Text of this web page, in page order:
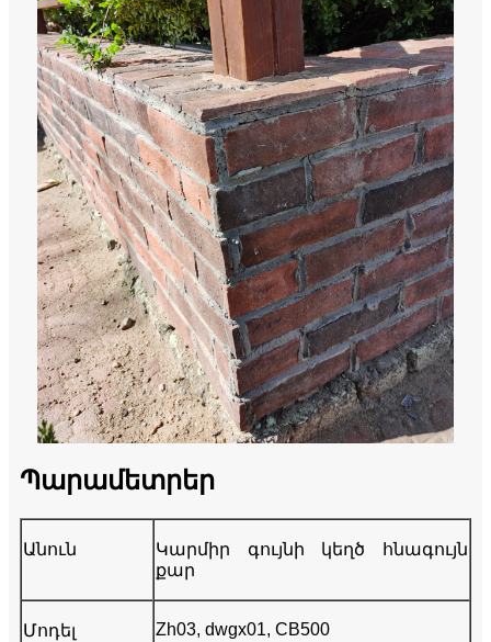
Պարամետրեր
Անուն
Կարմիր գույնի կեղծ հնագույն
քար
Մոդել Zh03, dwgx01, CB500